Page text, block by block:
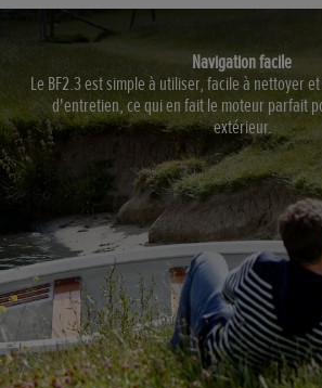
Navigation facile
Le BF2.3 est simple à utiliser, facile à nettoyer
d'entretien, ce qui en fait le moteur parfait
extérieur.